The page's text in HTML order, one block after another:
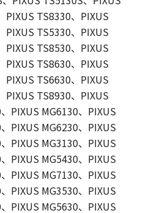
PIXUS TS8330、PIXUS
PIXUS TS5330、PIXUS
PIXUS TS8530、PIXUS
PIXUS TS8630、PIXUS
PIXUS TS6630、PIXUS
PIXUS TS8930、PIXUS
PIXUS MG6130、PIXUS
PIXUS MG6230、PIXUS
PIXUS MG3130、PIXUS
PIXUS MG5430、PIXUS
PIXUS MG7130、PIXUS
PIXUS MG3530、PIXUS
PIXUS MG5630、PIXUS